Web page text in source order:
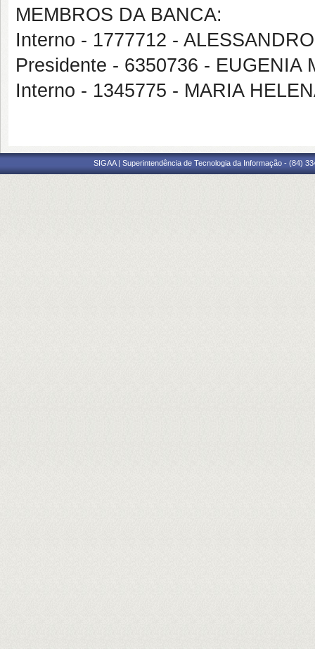
MEMBROS DA BANCA:
Interno - 1777712 -
Presidente - 6350736 - EUGENIA
Interno - 1345775 - MARIA
SIGAA | Superintendência de Tecnologia da Informação - (84)